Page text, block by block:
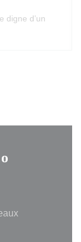
digne d’un
((abre numa